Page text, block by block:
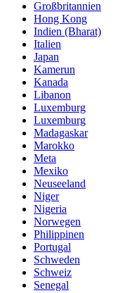
Großbritannien
Hong Kong
Indien (Bharat)
Italien
Japan
Kamerun
Kanada
Libanon
Luxemburg
Luxemburg
Madagaskar
Marokko
Meta
Mexiko
Neuseeland
Niger
Nigeria
Norwegen
Philippinen
Portugal
Schweden
Schweiz
Senegal